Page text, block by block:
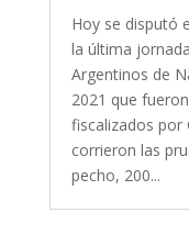
Hoy se disputó
la última
Argentinos de
2021 que
fiscalizados por
corrieron las
pecho, 200...